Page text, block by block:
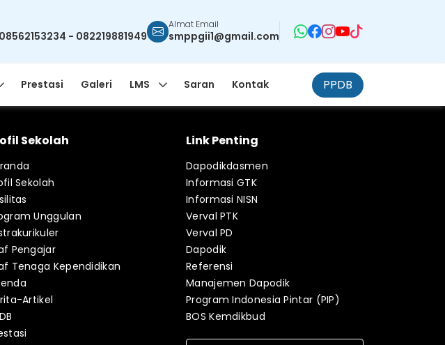
- 082219881949
Almat Email
smppgii1@gmail.com
Prestasi Galeri LMS Saran Kontak PPDB
Sekolah
Sekolah
Unggulan
Pengajar
Tenaga Kependidikan
Artikel
Link Penting
Dapodikdasmen
Informasi GTK
Informasi NISN
Verval PTK
Verval PD
Dapodik
Referensi
Manajemen Dapodik
Program Indonesia Pintar (PIP)
BOS Kemdikbud